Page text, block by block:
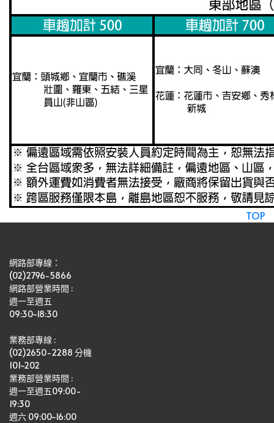
TOP
網路部專線：
(02)2796-5866
網路部營業時間 :
週一至週五
09:30~18:30
業務部專線 :
(02)2650-2288 分機
101~202
業務部營業時間 :
週一至週五09:00-
19:30
週六 09:00~16:00